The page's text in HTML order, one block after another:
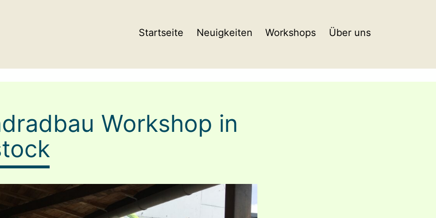
Startseite Neuigkeiten Workshops Über uns
Workshop in